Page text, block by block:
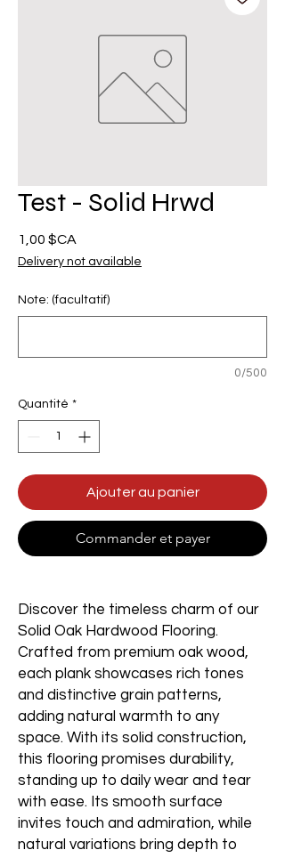
Test - Solid Hrwd
1,00 $CA
Delivery not available
Note: (facultatif)
0/500
Quantité *
Ajouter au panier
Commander et payer
Discover the timeless charm of our
Solid Oak Hardwood Flooring.
Crafted from premium oak wood,
each plank showcases rich tones
and distinctive grain patterns,
adding natural warmth to any
space. With its solid construction,
this flooring promises durability,
standing up to daily wear and tear
with ease. Its smooth surface
invites touch and admiration, while
natural variations bring depth to